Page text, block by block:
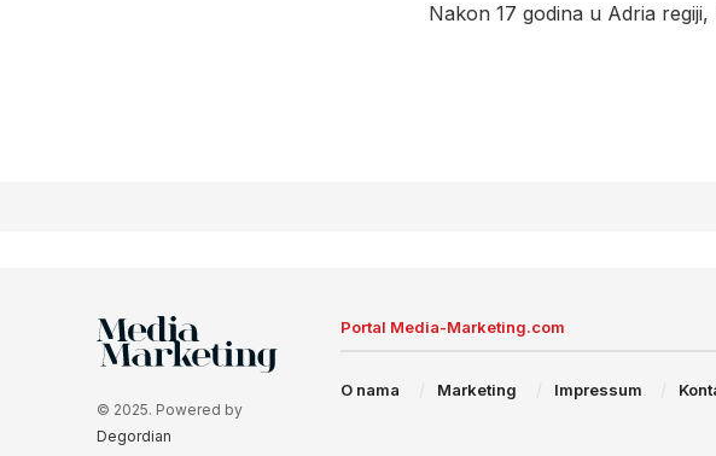
Nakon 17 godina u Adria
© 2025. Powered by
Degordian
Portal Media-Marketing.com
O nama Marketing Impressum